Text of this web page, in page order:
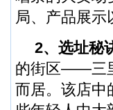
局、产品展示
2、选址秘
的街区——三
而居。该店中